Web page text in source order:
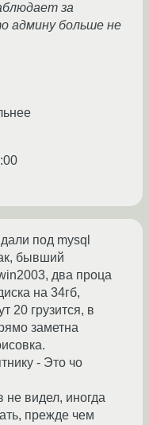
за
админу больше не
под mysql
бывший
два проца
на 34гб,
20 грузится, в
заметна
- Это чо
не видел, иногда
прежде чем